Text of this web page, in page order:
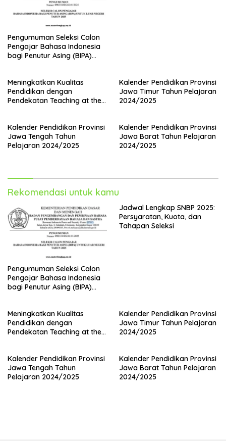
Pengumuman Seleksi Calon
Pengajar Bahasa Indonesia
bagi Penutur Asing (BIPA)
Meningkatkan Kualitas
Pendidikan dengan
Pendekatan Teaching at the
Kalender Pendidikan Provinsi
Jawa Timur Tahun Pelajaran
2024/2025
Kalender Pendidikan Provinsi
Jawa Tengah Tahun
Pelajaran 2024/2025
Kalender Pendidikan Provinsi
Jawa Barat Tahun Pelajaran
2024/2025
Rekomendasi untuk kamu
Pengumuman Seleksi Calon
Pengajar Bahasa Indonesia
bagi Penutur Asing (BIPA)
Jadwal Lengkap SNBP 2025:
Persyaratan, Kuota, dan
Tahapan Seleksi
Meningkatkan Kualitas
Pendidikan dengan
Pendekatan Teaching at the
Kalender Pendidikan Provinsi
Jawa Timur Tahun Pelajaran
2024/2025
Kalender Pendidikan Provinsi
Jawa Tengah Tahun
Pelajaran 2024/2025
Kalender Pendidikan Provinsi
Jawa Barat Tahun Pelajaran
2024/2025